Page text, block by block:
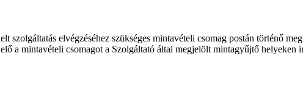
elvégzéséhez szükséges mintavételi csomag postán történő
a mintavételi csomagot a Szolgáltató által megjelölt mintagyűjtő helyeken